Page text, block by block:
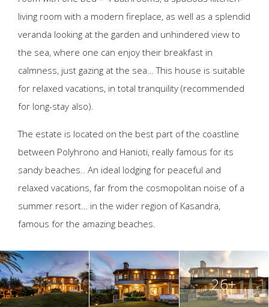
living room with a modern fireplace, as well as a splendid
veranda looking at the garden and unhindered view to
the sea, where one can enjoy their breakfast in
calmness, just gazing at the sea… This house is suitable
for relaxed vacations, in total tranquility (recommended
for long-stay also).
The estate is located on the best part of the coastline
between Polyhrono and Hanioti, really famous for its
sandy beaches.. An ideal lodging for peaceful and
relaxed vacations, far from the cosmopolitan noise of a
summer resort… in the wider region of Kasandra,
famous for the amazing beaches.
26+